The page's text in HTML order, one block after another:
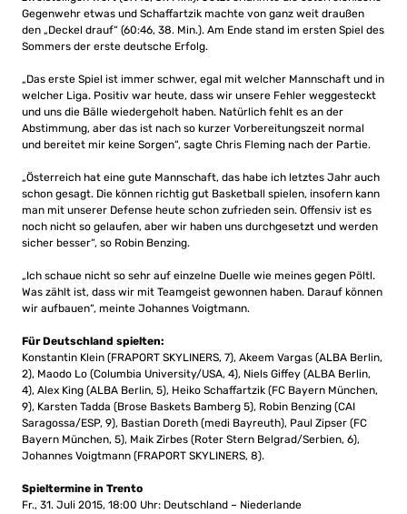
Gegenwehr etwas und Schaffartzik machte von ganz weit draußen
den „Deckel drauf“ (60:46, 38. Min.). Am Ende stand im ersten Spiel des
Sommers der erste deutsche Erfolg.
„Das erste Spiel ist immer schwer, egal mit welcher Mannschaft und in
welcher Liga. Positiv war heute, dass wir unsere Fehler weggesteckt
und uns die Bälle wiedergeholt haben. Natürlich fehlt es an der
Abstimmung, aber das ist nach so kurzer Vorbereitungszeit normal
und bereitet mir keine Sorgen“, sagte Chris Fleming nach der Partie.
„Österreich hat eine gute Mannschaft, das habe ich letztes Jahr auch
schon gesagt. Die können richtig gut Basketball spielen, insofern kann
man mit unserer Defense heute schon zufrieden sein. Offensiv ist es
noch nicht so gelaufen, aber wir haben uns durchgesetzt und werden
sicher besser“, so Robin Benzing.
„Ich schaue nicht so sehr auf einzelne Duelle wie meines gegen Pöltl.
Was zählt ist, dass wir mit Teamgeist gewonnen haben. Darauf können
wir aufbauen“, meinte Johannes Voigtmann.
Für Deutschland spielten:
Konstantin Klein (FRAPORT SKYLINERS, 7), Akeem Vargas (ALBA Berlin,
2), Maodo Lo (Columbia University/USA, 4), Niels Giffey (ALBA Berlin,
4), Alex King (ALBA Berlin, 5), Heiko Schaffartzik (FC Bayern München,
9), Karsten Tadda (Brose Baskets Bamberg 5), Robin Benzing (CAI
Saragossa/ESP, 9), Bastian Doreth (medi Bayreuth), Paul Zipser (FC
Bayern München, 5), Maik Zirbes (Roter Stern Belgrad/Serbien, 6),
Johannes Voigtmann (FRAPORT SKYLINERS, 8).
Spieltermine in Trento
Fr., 31. Juli 2015, 18:00 Uhr: Deutschland – Niederlande